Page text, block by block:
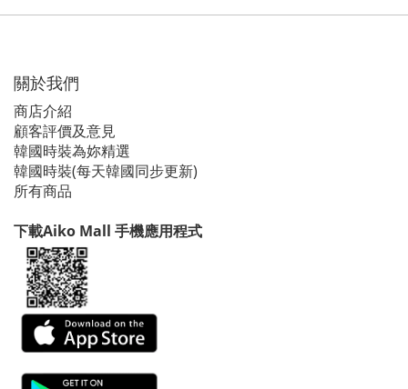
關於我們
商店介紹
顧客評價及意見
韓國時裝為妳精選
韓國時裝(每天韓國同步更新)
所有商品
下載Aiko Mall 手機應用程式